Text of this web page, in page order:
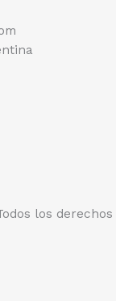
los derechos